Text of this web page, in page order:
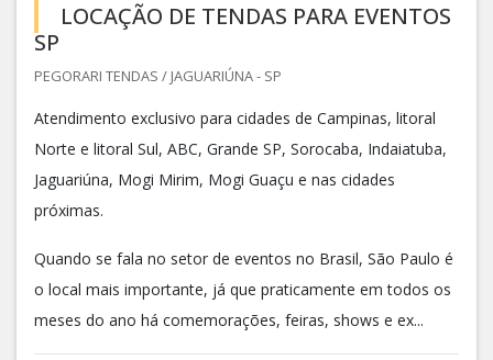
LOCAÇÃO DE TENDAS PARA EVENTOS
SP
PEGORARI TENDAS / JAGUARIÚNA - SP
Atendimento exclusivo para cidades de Campinas, litoral
Norte e litoral Sul, ABC, Grande SP, Sorocaba, Indaiatuba,
Jaguariúna, Mogi Mirim, Mogi Guaçu e nas cidades
próximas.
Quando se fala no setor de eventos no Brasil, São Paulo é
o local mais importante, já que praticamente em todos os
meses do ano há comemorações, feiras, shows e ex...